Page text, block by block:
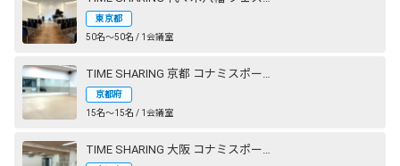
東京都
50名〜50名 / 1会議室
京都府
15名〜15名 / 1会議室